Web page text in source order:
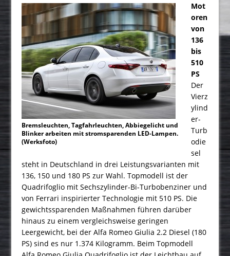
Bremsleuchten, Tagfahrleuchten, Abbiegelicht und
Blinker arbeiten mit stromsparenden LED-Lampen.
(Werksfoto)
Mot
oren
von
136
bis
510
PS
Der
Vierz
ylind
er-
Turb
odie
sel
steht in Deutschland in drei Leistungsvarianten mit
136, 150 und 180 PS zur Wahl. Topmodell ist der
Quadrifoglio mit Sechszylinder-Bi-Turbobenziner und
von Ferrari inspirierter Technologie mit 510 PS. Die
gewichtssparenden Maßnahmen führen darüber
hinaus zu einem vergleichsweise geringen
Leergewicht, bei der Alfa Romeo Giulia 2.2 Diesel (180
PS) sind es nur 1.374 Kilogramm. Beim Topmodell